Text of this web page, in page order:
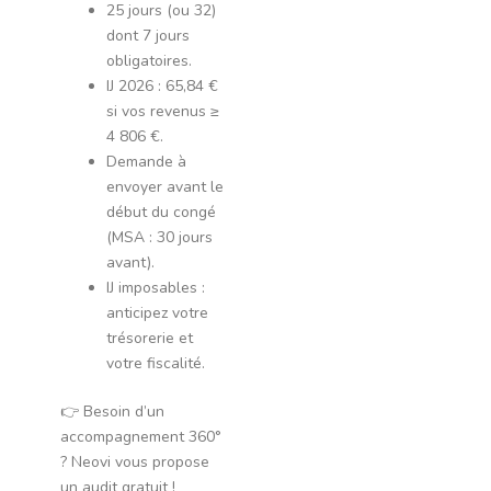
25 jours (ou 32)
dont 7 jours
obligatoires.
IJ 2026 : 65,84 €
si vos revenus ≥
4 806 €.
Demande à
envoyer avant le
début du congé
(MSA : 30 jours
avant).
IJ imposables :
anticipez votre
trésorerie et
votre fiscalité.
👉 Besoin d’un
accompagnement 360°
? Neovi vous propose
un audit gratuit !